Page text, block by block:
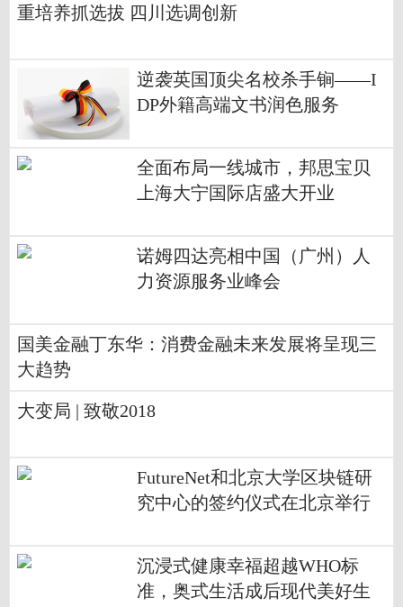
重培养抓选拔 四川选调创新
逆袭英国顶尖名校杀手锏——I
DP外籍高端文书润色服务
全面布局一线城市，邦思宝贝
上海大宁国际店盛大开业
诺姆四达亮相中国（广州）人
力资源服务业峰会
国美金融丁东华：消费金融未来发展将呈现三
大趋势
大变局 | 致敬2018
FutureNet和北京大学区块链研
究中心的签约仪式在北京举行
沉浸式健康幸福超越WHO标
准，奥式生活成后现代美好生